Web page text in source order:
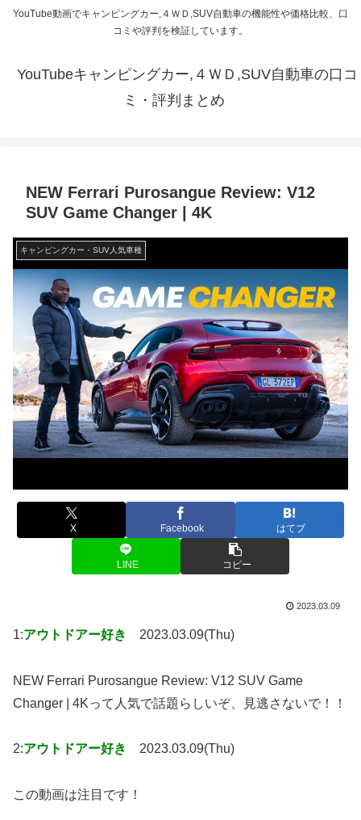
YouTube動画でキャンピングカー,４ＷＤ,SUV自動車の機能性や価格比較、口
コミや評判を検証しています。
YouTubeキャンピングカー,４ＷＤ,SUV自動車の口コ
ミ・評判まとめ
NEW Ferrari Purosangue Review: V12
SUV Game Changer | 4K
キャンピングカー・SUV人気車種
X Facebook はてブ
LINE コピー
2023.03.09
1:アウトドアー好き 2023.03.09(Thu)
NEW Ferrari Purosangue Review: V12 SUV Game
Changer | 4Kって人気で話題らしいぞ、見逃さないで！！
2:アウトドアー好き 2023.03.09(Thu)
この動画は注目です！